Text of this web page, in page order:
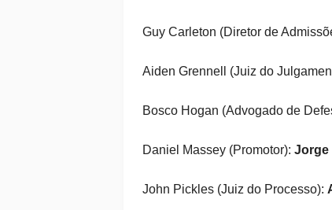
Guy Carleton (Diretor de
Aiden Grennell (Juiz do
Bosco Hogan (Advogado de
Daniel Massey (Promotor): Jorge
John Pickles (Juiz do Processo):